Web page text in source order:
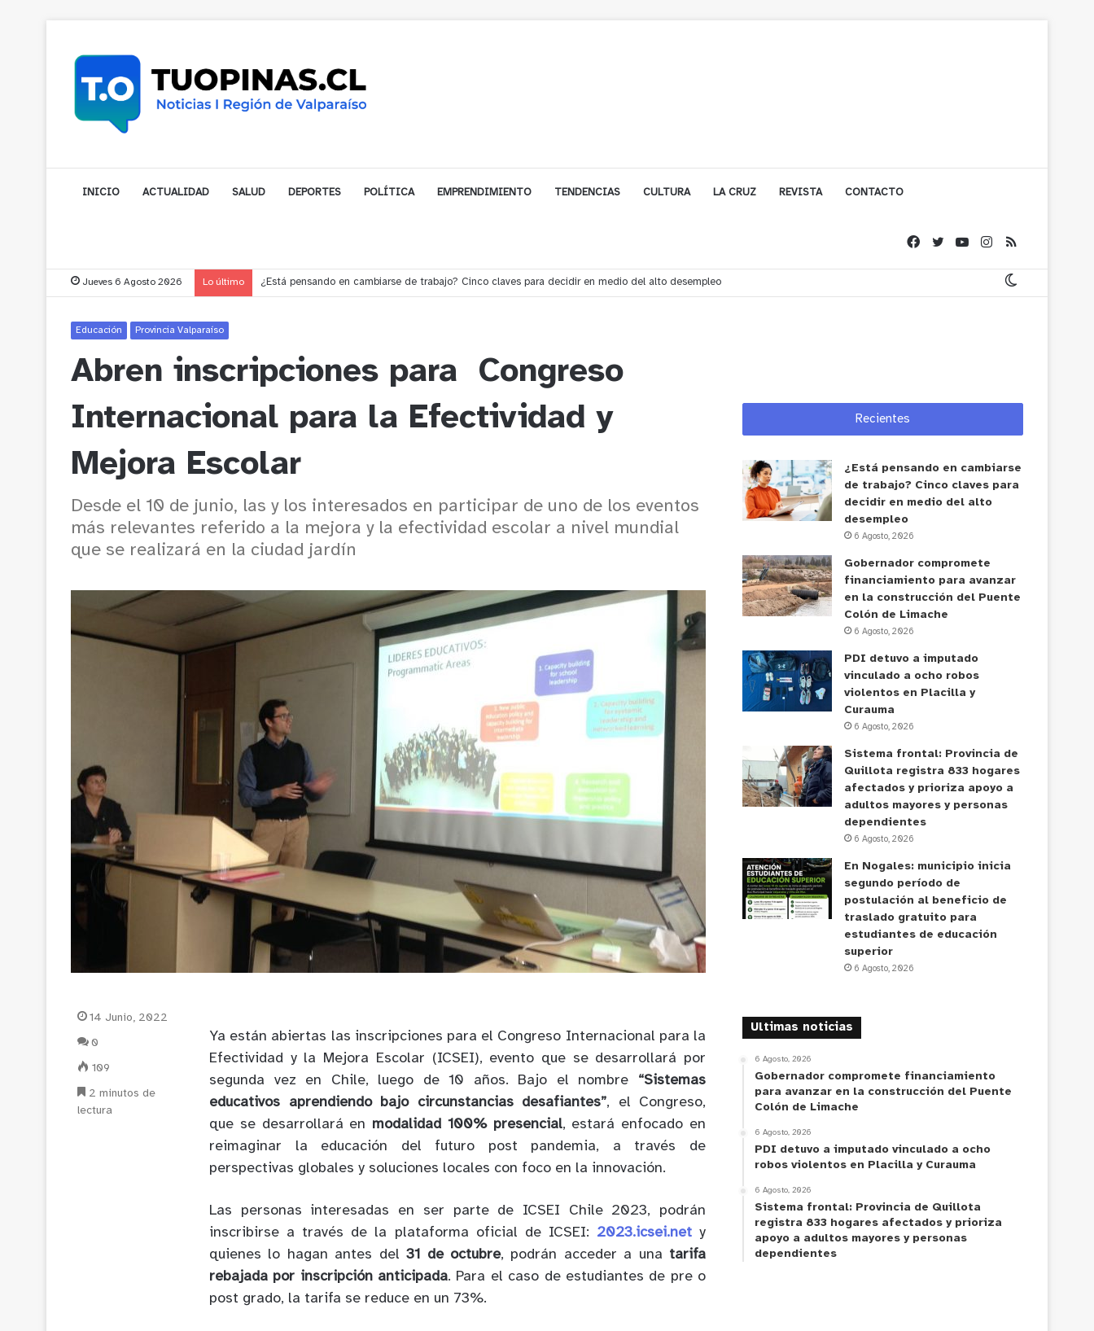
INICIO ACTUALIDAD SALUD DEPORTES POLÍTICA EMPRENDIMIENTO TENDENCIAS CULTURA LA CRUZ REVISTA CONTACTO
Jueves 6 Agosto 2026 Lo último Gobernador compromete financiamiento para avanzar en la construcción del Puente Colón de Limache
Educación Provincia Valparaíso
Abren inscripciones para Congreso
Internacional para la Efectividad y
Mejora Escolar
Desde el 10 de junio, las y los interesados en participar de uno de los eventos
más relevantes referido a la mejora y la efectividad escolar a nivel mundial
que se realizará en la ciudad jardín
Ya están abiertas las inscripciones para el Congreso Internacional para la
Efectividad y la Mejora Escolar (ICSEI), evento que se desarrollará por
segunda vez en Chile, luego de 10 años. Bajo el nombre “Sistemas
educativos aprendiendo bajo circunstancias desafiantes”, el Congreso,
que se desarrollará en modalidad 100% presencial, estará enfocado en
reimaginar la educación del futuro post pandemia, a través de
perspectivas globales y soluciones locales con foco en la innovación.
Las personas interesadas en ser parte de ICSEI Chile 2023, podrán
inscribirse a través de la plataforma oficial de ICSEI: 2023.icsei.net y
quienes lo hagan antes del31 de octubre, podrán acceder a una tarifa
rebajada por inscripción anticipada. Para el caso de estudiantes de pre o
post grado, la tarifa se reduce en un 73%.
14 Junio, 2022
0
109
2 minutos de
lectura
Recientes
¿Está pensando en cambiarse
de trabajo? Cinco claves para
decidir en medio del alto
desempleo
6 Agosto, 2026
Gobernador compromete
financiamiento para avanzar
en la construcción del Puente
Colón de Limache
6 Agosto, 2026
PDI detuvo a imputado
vinculado a ocho robos
violentos en Placilla y
Curauma
6 Agosto, 2026
Sistema frontal: Provincia de
Quillota registra 833 hogares
afectados y prioriza apoyo a
adultos mayores y personas
dependientes
6 Agosto, 2026
En Nogales: municipio inicia
segundo período de
postulación al beneficio de
traslado gratuito para
estudiantes de educación
superior
6 Agosto, 2026
Ultimas noticias
6 Agosto, 2026
Gobernador compromete financiamiento
para avanzar en la construcción del Puente
Colón de Limache
6 Agosto, 2026
PDI detuvo a imputado vinculado a ocho
robos violentos en Placilla y Curauma
6 Agosto, 2026
Sistema frontal: Provincia de Quillota
registra 833 hogares afectados y prioriza
apoyo a adultos mayores y personas
dependientes